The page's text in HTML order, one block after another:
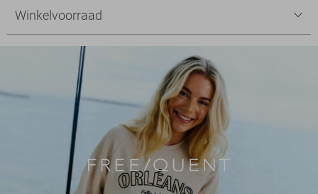
Winkelvoorraad